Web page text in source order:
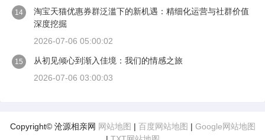
14
淘宝天猫优惠券群泛滥下的新机遇：精细化运营与社群价值
深度挖掘
2026-07-06 05:00:02
15
从初见倾心到渐入佳境：我们的情感之旅
2026-07-06 03:00:03
Copyright© 沧源相亲网 网站地图 | 百度网站地图 | Google网站地图